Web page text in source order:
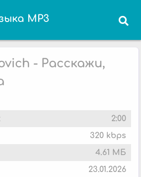
MP3
- Расскажи,
2:00
320 kbps
4.61 МБ
23.01.2026